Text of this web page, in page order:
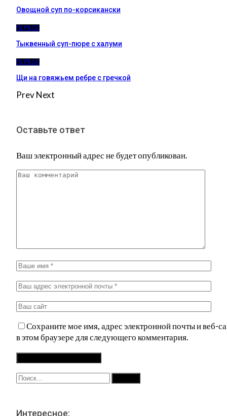
Овощной суп по-корсикански
ПЕРВОЕ
Тыквенный суп-пюре с халуми
ПЕРВОЕ
Щи на говяжьем ребре с гречкой
PrevNext
Оставьте ответ
Ваш электронный адрес не будет опубликован.
Сохраните мое имя, адрес электронной почты и веб-
в этом браузере для следующего комментария.
Интересное: